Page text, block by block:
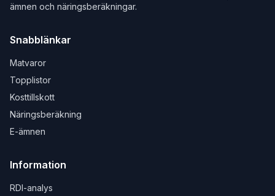
ämnen och näringsberäkningar.
Snabblänkar
Matvaror
Topplistor
Kosttillskott
Näringsberäkning
E-ämnen
Information
RDI-analys